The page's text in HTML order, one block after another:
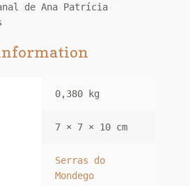
de Ana Patrícia
0,380 kg
7 × 7 × 10 cm
Serras do
Mondego